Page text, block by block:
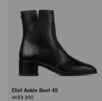
Eliot Ankle Boot 45
HK$9,890